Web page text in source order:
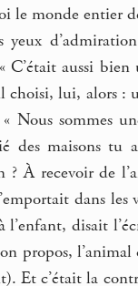
le monde entier
yeux
C’était aussi bien
choisi, lui, alors :
Nous sommes
des maisons tu
? À recevoir de
dans les
l’enfant, disait
propos,
Et c’était la